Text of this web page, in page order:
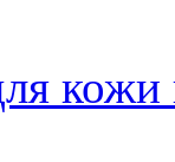
кожи